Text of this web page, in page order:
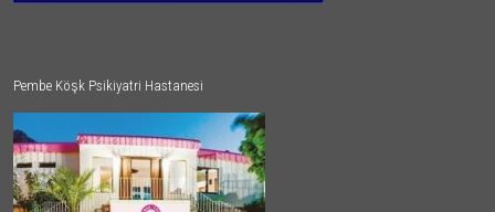
Pembe Köşk Psikiyatri Hastanesi